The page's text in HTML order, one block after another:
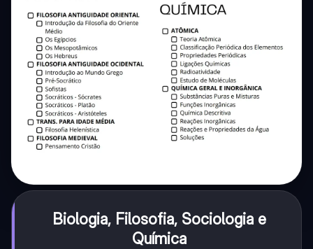
Biologia, Filosofia, Sociologia e
Química